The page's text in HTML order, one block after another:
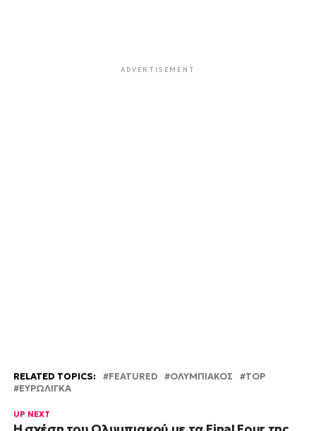
ADVERTISEMENT
RELATED TOPICS: FEATURED OΛΥΜΠΙΑΚΟΣ
TOP
ΕΥΡΩΛΙΓΚΑ
UP NEXT